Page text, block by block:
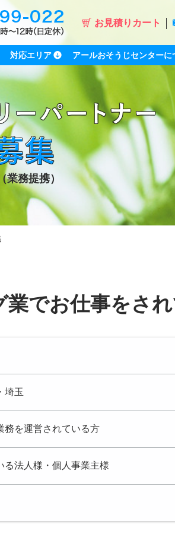
お見積りカート
対応エリア アールおそうじセンターに
（業務提携）
でお仕事をされ
埼玉
務を運営されている方
る法人様・個人事業主様